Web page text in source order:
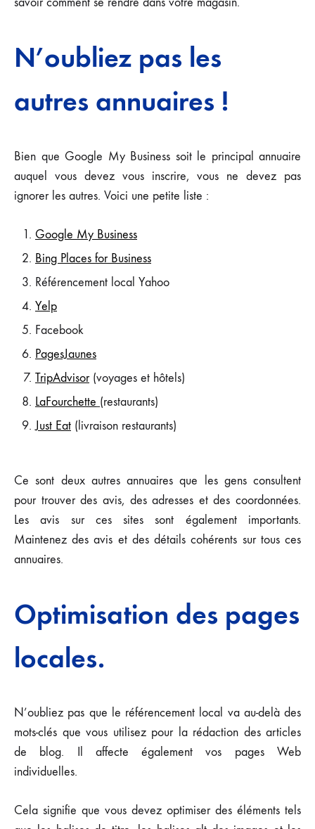
N’oubliez pas les
autres annuaires !
Bien que Google My Business soit le principal annuaire
auquel vous devez vous inscrire, vous ne devez pas
ignorer les autres. Voici une petite liste :
Google My Business
Bing Places for Business
Référencement local Yahoo
Yelp
Facebook
PagesJaunes
TripAdvisor(voyages et hôtels)
LaFourchette (restaurants)
Just Eat (livraison restaurants)
Ce sont deux autres annuaires que les gens consultent
pour trouver des avis, des adresses et des coordonnées.
Les avis sur ces sites sont également importants.
Maintenez des avis et des détails cohérents sur tous ces
annuaires.
Optimisation des pages
locales.
N’oubliez pas que le référencement local va au-delà des
mots-clés que vous utilisez pour la rédaction des articles
de blog. Il affecte également vos pages Web
individuelles.
Cela signifie que vous devez optimiser des éléments tels